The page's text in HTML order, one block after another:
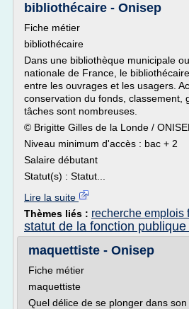
bibliothécaire - Onisep
Fiche métier
bibliothécaire
Dans une bibliothèque municipale
nationale de France, le
entre les ouvrages et les usagers.
conservation du fonds, classement,
tâches sont nombreuses.
© Brigitte Gilles de la Londe /
Niveau minimum d'accès : bac + 2
Salaire débutant
Statut(s) : Statut...
Lire la suite
Thèmes liés : recherche emplois
statut de la fonction
maquettiste - Onisep
Fiche métier
maquettiste
Quel délice de se plonger dans